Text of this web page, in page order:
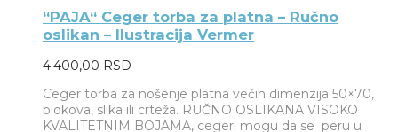
“PAJA“ Ceger torba za platna – Ručno
oslikan – Ilustracija Vermer
4.400,00 RSD
Ceger torba za nošenje platna većih dimenzija 50×70,
blokova, slika ili crteža. RUČNO OSLIKANA VISOKO
KVALITETNIM BOJAMA, cegeri mogu da se peru u